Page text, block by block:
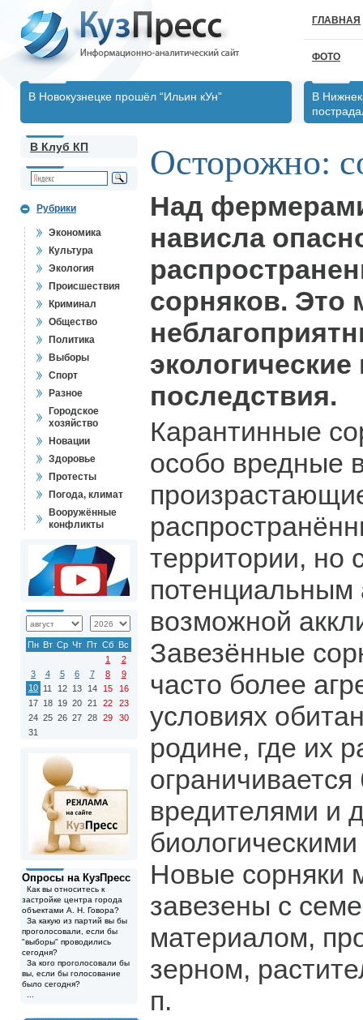
ГЛАВНАЯ
ФОТО
В Новокузнецке прошёл “Ильин кУн”
В
В Клуб КП
Рубрики
Экономика
Культура
Экология
Происшествия
Криминал
Общество
Политика
Выборы
Спорт
Разное
Городское
хозяйство
Новации
Здоровье
Протесты
Погода, климат
Вооружённые
конфликты
Пн Вт Ср Чт Пт Сб Вс
1
2
3
4 5 6 7 8
9
10 11 12 13 14 15
16
17 18 19 20 21 22
23
24 25 26 27 28 29
30
31
Опросы на КузПресс
Как вы относитесь к
застройке центра города
объектами А. Н. Говора?
За какую из партий вы бы
проголосовали, если бы
"выборы" проводились
сегодня?
За кого проголосовали бы
вы, если бы голосование
было сегодня?
Осторожно:
Над
нависла
сорняков. Это
последствия.
Карантинные
особо вредные
территории, но
возможной
Завезённые
часто более
условиях
родине, где их
вредителями и
Новые сорняки
завезены с
материалом,
зерном,
п.